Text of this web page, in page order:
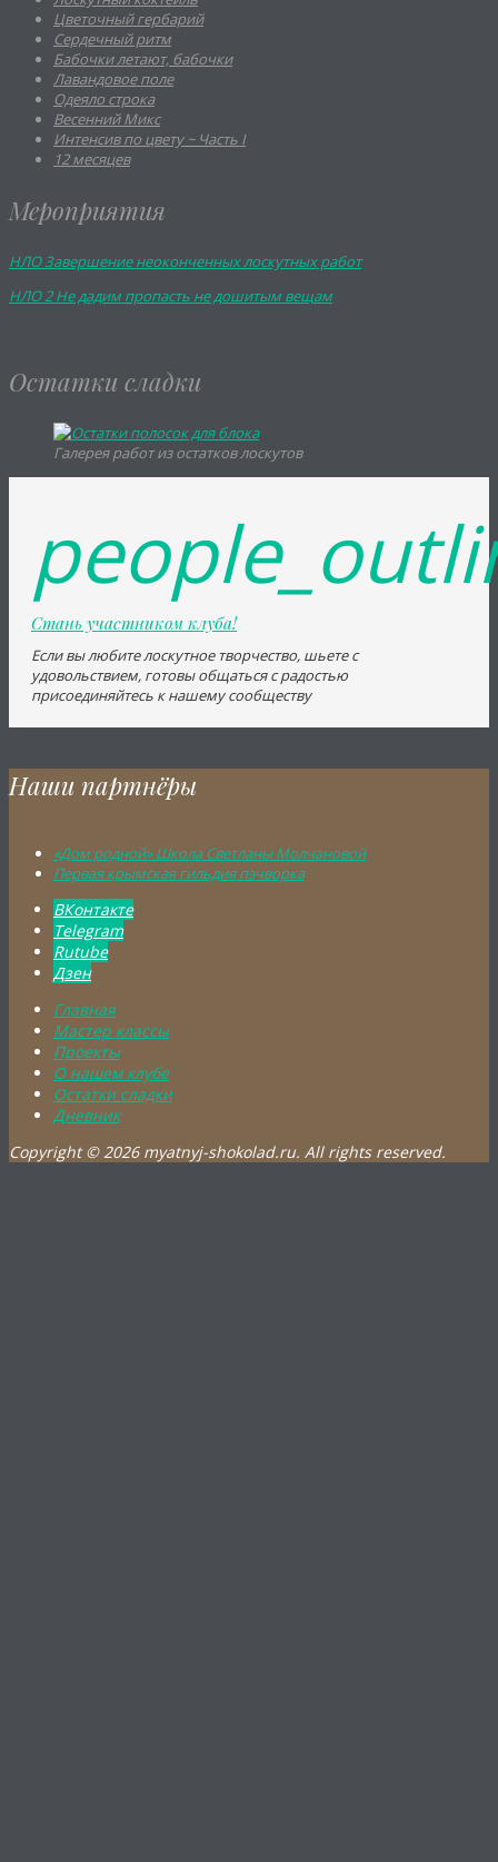
Цветочный гербарий
Сердечный ритм
Бабочки летают, бабочки
Лавандовое поле
Одеяло строка
Весенний Микс
Интенсив по цвету ~ Часть I
12 месяцев
Мероприятия
НЛО Завершение неоконченных лоскутных работ
НЛО 2 Не дадим пропасть не дошитым вещам
Остатки сладки
Галерея работ из остатков лоскутов
Стань участником клуба!
Если вы любите лоскутное творчество, шьете с
удовольствием, готовы общаться с радостью
присоединяйтесь к нашему сообществу
Наши партнёры
«Дом родной» Школа Светланы Молчановой
Первая крымская гильдия пэчворка
ВКонтакте
Telegram
Rutube
Дзен
Главная
Мастер классы
Проекты
О нашем клубе
Остатки сладки
Дневник
Copyright © 2026 myatnyj-shokolad.ru. All rights reserved.